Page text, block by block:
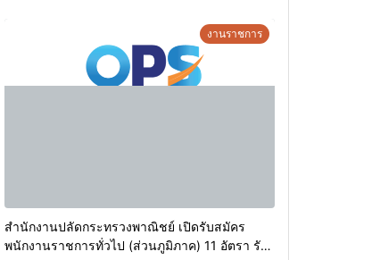
งานราชการ
สำนักงานปลัดกระทรวงพาณิชย์ เปิดรับสมัคร
พนักงานราชการทั่วไป (ส่วนภูมิภาค) 11 อัตรา รับ